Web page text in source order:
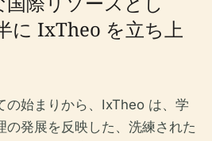
に IxTheo を立ち上
の始まりから、IxTheo は、学
の発展を反映した、洗練された